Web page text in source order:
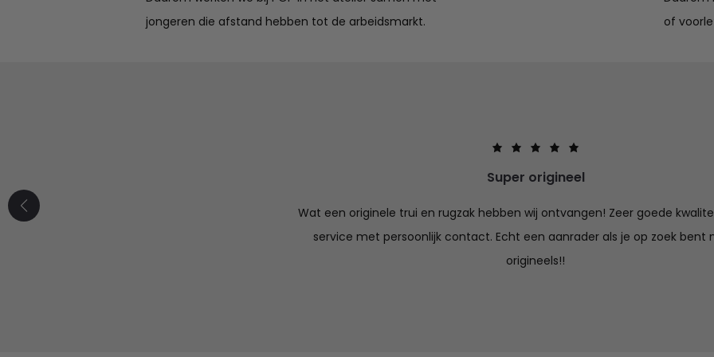
jongeren die afstand hebben tot de arbeidsmarkt.
of
naar wens. Fijne communicatie, ik ga hier zeker
Super origineel
Wat een originele trui en rugzak hebben wij ontvangen! Zeer goede
service met persoonlijk contact. Echt een aanrader als je op zoek bent
origineels!!